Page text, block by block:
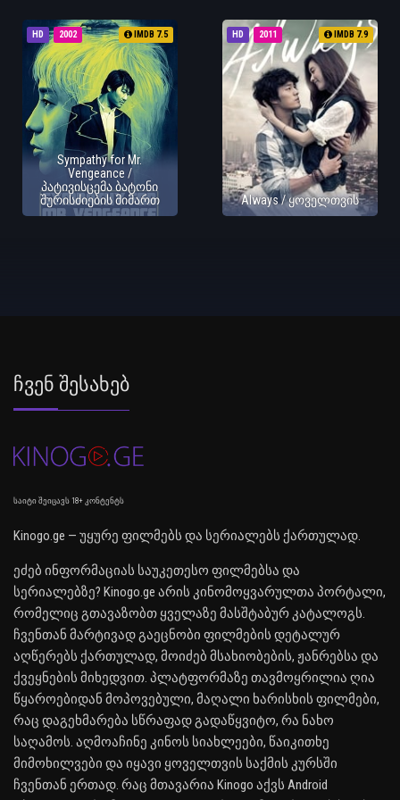
HD 2002 IMDB 7.5
Sympathy for Mr.
Vengeance /
პატივისცემა ბატონი
შურისძიების მიმართ
HD 2011 IMDB 7.9
Always / ყოველთვის
Ჩვენ Შესახებ
საიტი შეიცავს 18+ კონტენტს
Kinogo.ge — უყურე ფილმებს და სერიალებს ქართულად.
ეძებ ინფორმაციას საუკეთესო ფილმებსა და
სერიალებზე? Kinogo.ge არის კინომოყვარულთა პორტალი,
რომელიც გთავაზობთ ყველაზე მასშტაბურ კატალოგს.
ჩვენთან მარტივად გაეცნობი ფილმების დეტალურ
აღწერებს ქართულად, მოიძებ მსახიობების, ჟანრებსა და
ქვეყნების მიხედვით. პლატფორმაზე თავმოყრილია ღია
წყაროებიდან მოპოვებული, მაღალი ხარისხის ფილმები,
რაც დაგეხმარება სწრაფად გადაწყვიტო, რა ნახო
საღამოს. აღმოაჩინე კინოს სიახლეები, წაიკითხე
მიმოხილვები და იყავი ყოველთვის საქმის კურსში
ჩვენთან ერთად. რაც მთავარია Kinogo აქვს Android